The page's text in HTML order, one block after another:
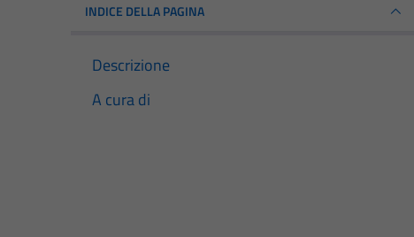
INDICE DELLA PAGINA
Descrizione
A cura di